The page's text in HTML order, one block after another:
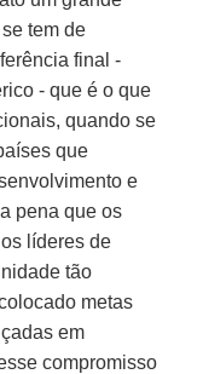
tem de
final -
- que é o que
quando se
que
e
pena que os
líderes de
tão
metas
em
compromisso